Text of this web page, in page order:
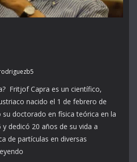
Fritjof Capra es un científico,
nacido el 1 de febrero de
su doctorado en física teórica en la
dedicó 20 años de su vida a
de partículas en diversas